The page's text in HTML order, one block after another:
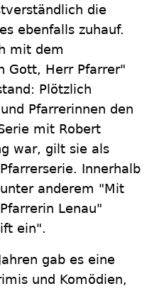
die
ebenfalls zuhauf.
mit dem
Gott, Herr Pfarrer"
Plötzlich
Pfarrerinnen den
mit Robert
war, gilt sie als
Innerhalb
anderem "Mit
Lenau"
ein".
gab es eine
und Komödien,